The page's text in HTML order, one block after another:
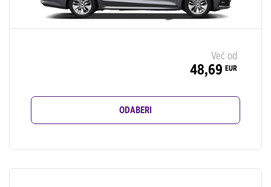
Već od
48,69 EUR
ODABERI